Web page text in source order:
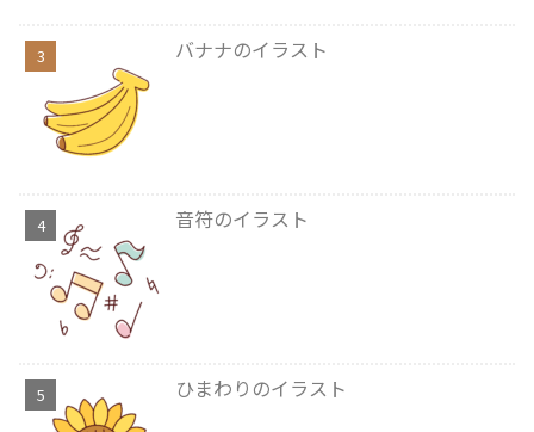
バナナのイラスト
音符のイラスト
ひまわりのイラスト